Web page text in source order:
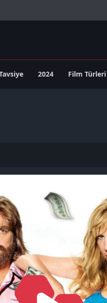
2024 Film Türleri